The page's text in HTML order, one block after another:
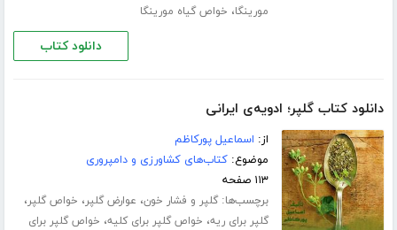
مورینگا، خواص گیاه مورینگا
دانلود کتاب
دانلود کتاب گلپر؛ ادویه‌ی ایرانی
از: اسماعیل پورکاظم
موضوع:کتاب‌های کشاورزی و دامپروری
۱۱۳ صفحه
برچسب‌ها:گلپر و فشار خون، عوارض گلپر، خواص گلپر،
گلپر برای ریه، خواص گلپر برای کلیه، خواص گلپر برای